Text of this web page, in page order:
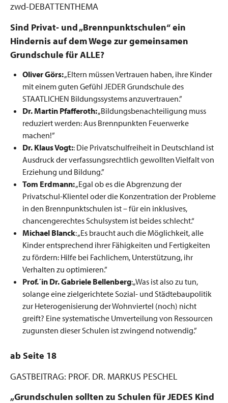
zwd-DEBATTENTHEMA
Sind Privat- und „Brennpunktschulen“ ein
Hindernis auf dem Wege zur gemeinsamen
Grundschule für ALLE?
Oliver Görs:„Eltern müssen Vertrauen haben, ihre Kinder
mit einem guten Gefühl JEDER Grundschule des
STAATLICHEN Bildungssystems anzuvertrauen.”
Dr. Martin Pfafferoth:„Bildungsbenachteiligung muss
reduziert werden: Aus Brennpunkten Feuerwerke
machen!”
Dr. Klaus Vogt:: Die Privatschulfreiheit in Deutschland ist
Ausdruck der verfassungsrechtlich gewollten Vielfalt von
Erziehung und Bildung.”
Tom Erdmann:„Egal ob es die Abgrenzung der
Privatschul-Klientel oder die Konzentration der Probleme
in den Brennpunktschulen ist – für ein inklusives,
chancengerechtes Schulsystem ist beides schlecht.“
Michael Blanck: „Es braucht auch die Möglichkeit, alle
Kinder entsprechend ihrer Fähigkeiten und Fertigkeiten
zu fördern: Hilfe bei Fachlichem, Unterstützung, ihr
Verhalten zu optimieren.”
Prof.´in Dr. Gabriele Bellenberg:„Was ist also zu tun,
solange eine zielgerichtete Sozial- und Städtebaupolitik
zur Heterogenisierung der Wohnviertel (noch) nicht
greift? Eine systematische Umverteilung von Ressourcen
zugunsten dieser Schulen ist zwingend notwendig.”
ab Seite 18
GASTBEITRAG: PROF. DR. MARKUS PESCHEL
„Grundschulen sollten zu Schulen für JEDES Kind